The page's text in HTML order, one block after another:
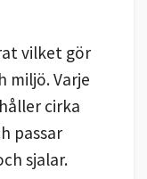
vilket gör
miljö. Varje
cirka
passar
sjalar.